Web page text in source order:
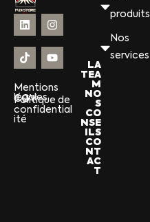
Mentions
légales
CGV
Politique de
confidential
ité
produits
Nos
services
LA
TEA
M
NO
S
CO
NSE
ILS
CO
NT
AC
T